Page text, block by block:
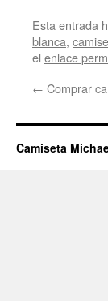
Esta entrada
blanca,
el enlace
← Comprar
Camiseta